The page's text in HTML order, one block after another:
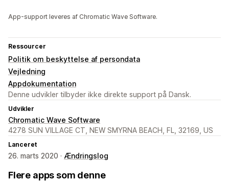
App-support leveres af Chromatic Wave Software.
Ressourcer
Politik om beskyttelse af persondata
Vejledning
Appdokumentation
Denne udvikler tilbyder ikke direkte support på Dansk.
Udvikler
Chromatic Wave Software
4278 SUN VILLAGE CT, NEW SMYRNA BEACH, FL, 32169, US
Lanceret
26. marts 2020 · Ændringslog
Flere apps som denne